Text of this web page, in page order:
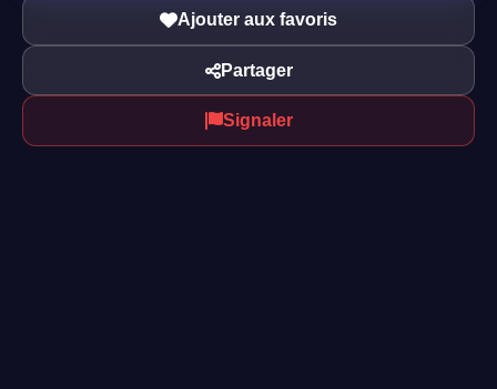
Ajouter aux favoris
Partager
Signaler